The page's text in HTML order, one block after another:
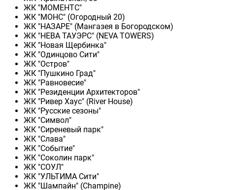
ЖК "МОМЕНТС"
ЖК "МОНС" (Огородный 20)
ЖК "НАЗАРЕ" (Мангазея в Богородском)
ЖК "НЕВА ТАУЭРС" (NEVA TOWERS)
ЖК "Новая Щербинка"
ЖК "Одинцово Сити"
ЖК "Остров"
ЖК "Пушкино Град"
ЖК "Равновесие"
ЖК "Резиденции Архитекторов"
ЖК "Ривер Хаус" (River Нouse)
ЖК "Русские сезоны"
ЖК "Символ"
ЖК "Сиреневый парк"
ЖК "Слава"
ЖК "Событие"
ЖК "Соколин парк"
ЖК "СОУЛ"
ЖК "УЛЬТИМА Сити"
ЖК "Шампайн" (Champine)